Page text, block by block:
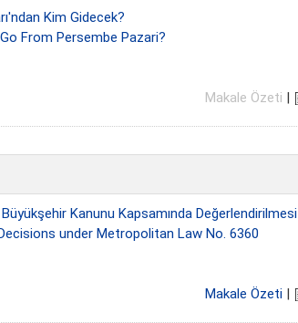
Kim Gidecek?
From Persembe Pazari?
Makale Özeti |
Kanunu Kapsamında Değerlendirilmesi
under Metropolitan Law No. 6360
Makale Özeti|